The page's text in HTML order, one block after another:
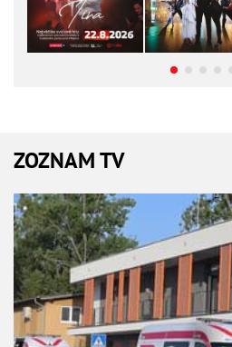
ZOZNAM TV